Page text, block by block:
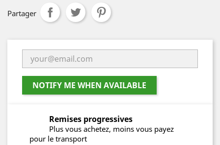
Partager
NOTIFY ME WHEN AVAILABLE
Remises progressives
Plus vous achetez, moins vous payez
pour le transport